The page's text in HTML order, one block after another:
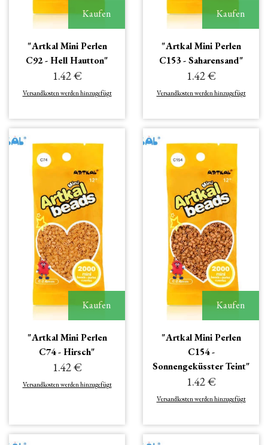
Kaufen
"Artkal Mini Perlen
C92 - Hell Hautton"
1.42 €
Versandkosten werden hinzugefügt
Kaufen
"Artkal Mini Perlen
C153 - Saharensand"
1.42 €
Versandkosten werden hinzugefügt
Kaufen
"Artkal Mini Perlen
C74 - Hirsch"
1.42 €
Versandkosten werden hinzugefügt
Kaufen
"Artkal Mini Perlen
C154 -
Sonnengeküsster Teint"
1.42 €
Versandkosten werden hinzugefügt